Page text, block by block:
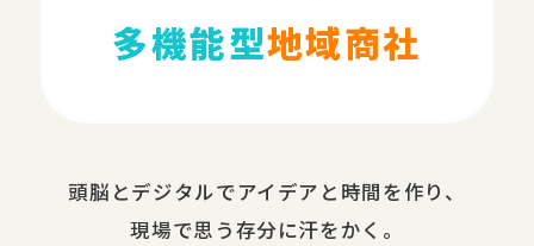
多機能型地域商社
頭脳と​デジタルで​アイデアと​時間を​作り、​
現場で​思う​存分に​汗を​かく。